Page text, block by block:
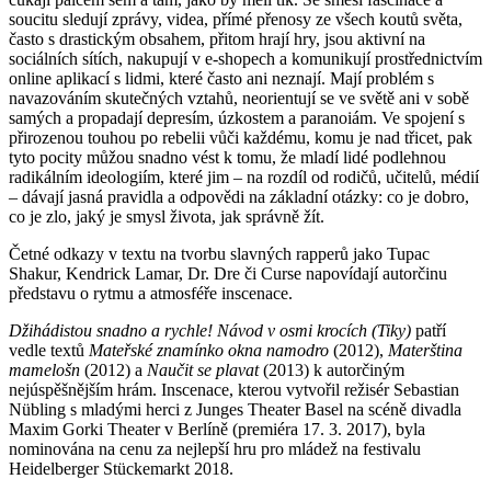
soucitu sledují zprávy, videa, přímé přenosy ze všech koutů světa,
často s drastickým obsahem, přitom hrají hry, jsou aktivní na
sociálních sítích, nakupují v e-shopech a komunikují prostřednictvím
online aplikací s lidmi, které často ani neznají. Mají problém s
navazováním skutečných vztahů, neorientují se ve světě ani v sobě
samých a propadají depresím, úzkostem a paranoiám. Ve spojení s
přirozenou touhou po rebelii vůči každému, komu je nad třicet, pak
tyto pocity můžou snadno vést k tomu, že mladí lidé podlehnou
radikálním ideologiím, které jim – na rozdíl od rodičů, učitelů, médií
– dávají jasná pravidla a odpovědi na základní otázky: co je dobro,
co je zlo, jaký je smysl života, jak správně žít.
Četné odkazy v textu na tvorbu slavných rapperů jako Tupac
Shakur, Kendrick Lamar, Dr. Dre či Curse napovídají autorčinu
představu o rytmu a atmosféře inscenace.
Džihádistou snadno a rychle! Návod v osmi krocích (Tiky) patří
vedle textů Mateřské znamínko okna namodro (2012), Materština
mamelošn (2012) a Naučit se plavat(2013) k autorčiným
nejúspěšnějším hrám. Inscenace, kterou vytvořil režisér Sebastian
Nübling s mladými herci z Junges Theater Basel na scéně divadla
Maxim Gorki Theater v Berlíně (premiéra 17. 3. 2017), byla
nominována na cenu za nejlepší hru pro mládež na festivalu
Heidelberger Stückemarkt 2018.